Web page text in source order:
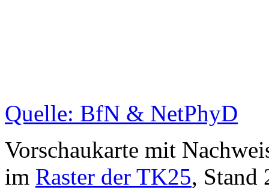
Quelle: BfN & NetPhyD
Vorschaukarte mit
im Raster der TK25, Stand